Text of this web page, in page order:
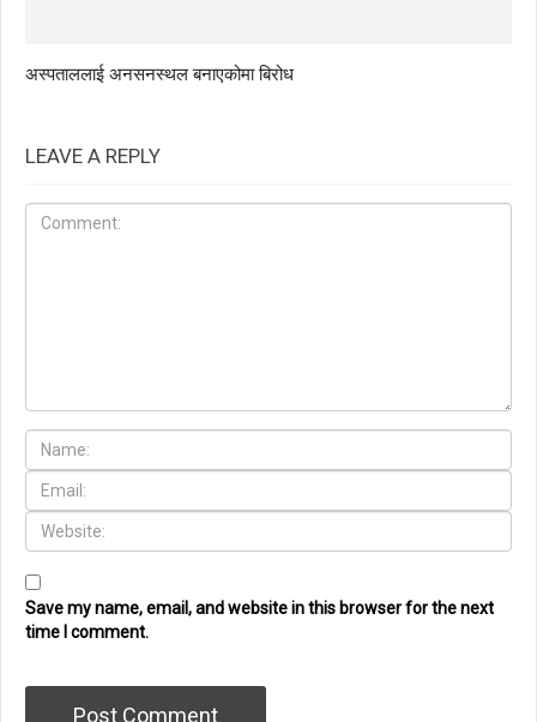
अस्पताललाई अनसनस्थल बनाएकोमा बिरोध
LEAVE A REPLY
Save my name, email, and website in this browser for the next
time I comment.